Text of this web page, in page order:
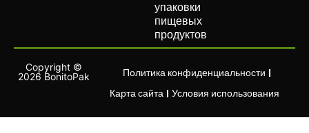
упаковки
пищевых
продуктов
Copyright ©
2026 BonitoPak
Политика конфиденциальности
Карта сайта
Условия использования